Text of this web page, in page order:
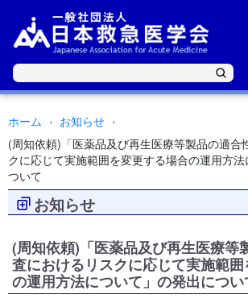
ホーム
お知らせ
(周知依頼)「医薬品及び再生医療等製品の適合
クに応じて実施範囲を変更する場合の運用方
ついて
お知らせ
(周知依頼)「医薬品及び再生医療等
査におけるリスクに応じて実施範
の運用方法について」の発出につい